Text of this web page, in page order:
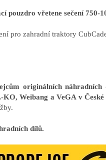
pouzdro vřetene sečení 750-
pro zahradní traktory
originálních
Weibang a VeGA v České
dílů.